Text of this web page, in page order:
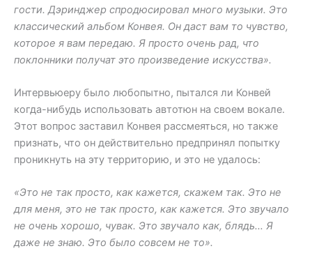
гости. Дэринджер спродюсировал много музыки. Это
классический альбом Конвея. Он даст вам то чувство,
которое я вам передаю. Я просто очень рад, что
поклонники получат это произведение искусства».
Интервьюеру было любопытно, пытался ли Конвей
когда-нибудь использовать автотюн на своем вокале.
Этот вопрос заставил Конвея рассмеяться, но также
признать, что он действительно предпринял попытку
проникнуть на эту территорию, и это не удалось:
«Это не так просто, как кажется, скажем так. Это не
для меня, это не так просто, как кажется. Это звучало
не очень хорошо, чувак. Это звучало как, блядь… Я
даже не знаю. Это было совсем не то».